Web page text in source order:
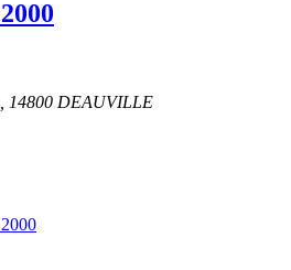
14800 DEAUVILLE